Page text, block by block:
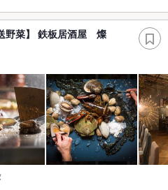
野菜】 鉄板居酒屋 燦